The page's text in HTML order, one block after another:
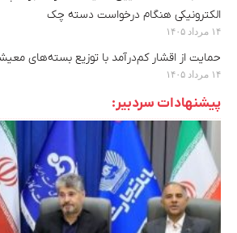
الکترونیکی هنگام درخواست دسته چک
۱۴ مرداد ۱۴۰۵
حمایت از اقشار کم‌درآمد با توزیع بسته‌های
۱۴ مرداد ۱۴۰۵
پیشنهادات سردبیر: